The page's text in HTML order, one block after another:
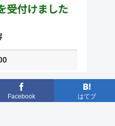
Facebook はてブ